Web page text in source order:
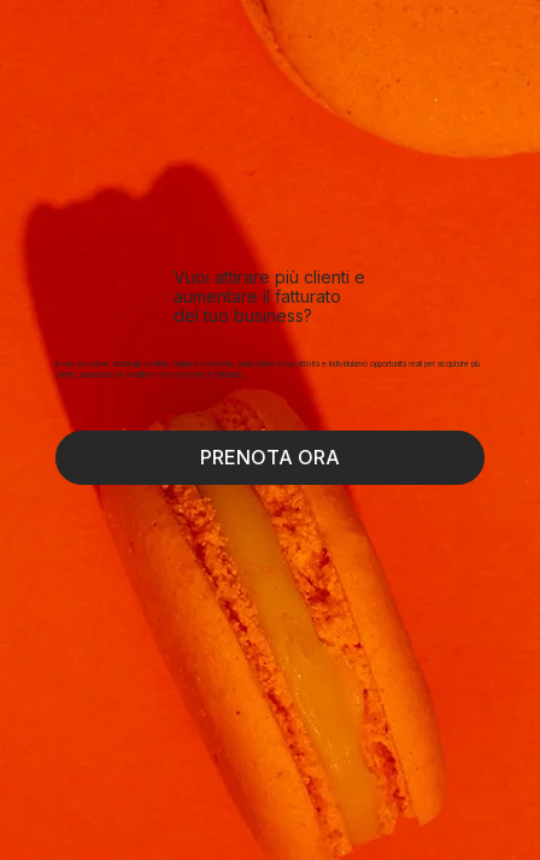
Vuoi attirare più clienti e
aumentare il fatturato
del tuo business?
In una sessione strategica online, rapida e concreta, analizziamo la tua attività e individuiamo opportunità reali per acquisire più
clienti, aumentare le vendite e far crescere il fatturato.
PRENOTA ORA